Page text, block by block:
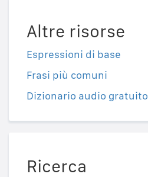
Altre risorse
Espressioni di base
Frasi più comuni
Dizionario audio gratuito
Ricerca